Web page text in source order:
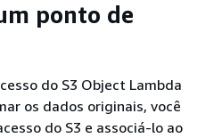
ponto de
do S3 Object Lambda
os dados originais, você
do S3 e associá-lo ao